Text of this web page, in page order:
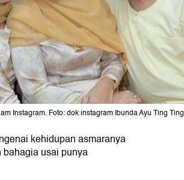
Instagram. Foto: dok instagram Ibunda Ayu Ting Ting
kehidupan asmaranya
usai punya